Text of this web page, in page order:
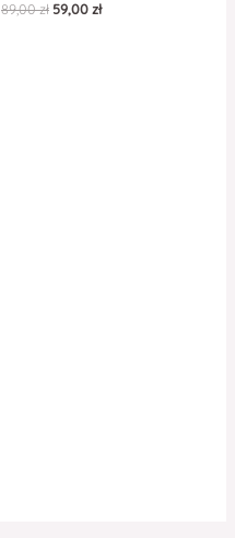
89,00zł59,00zł